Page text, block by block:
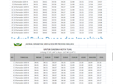
Jadwal Buka Puasa dan Imsakiyah
Bulukumba, 2018 / 1439 H